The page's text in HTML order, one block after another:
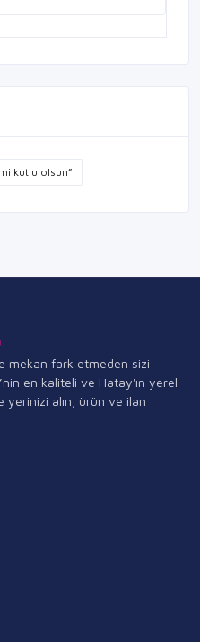
kutlu olsun”
mekan fark etmeden sizi
en kaliteli ve Hatay'ın yerel
yerinizi alın, ürün ve ilan